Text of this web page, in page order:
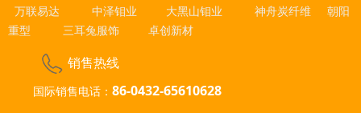
万联易达
中泽钼业 大黑山钼业 神舟炭纤维
朝阳
重型
三耳兔服饰 卓创新材
销售热线
国际销售电话： 86-0432-65610628